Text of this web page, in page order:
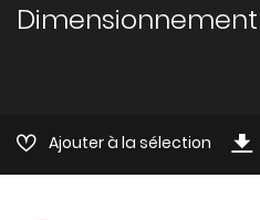
Ajouter à la sélection